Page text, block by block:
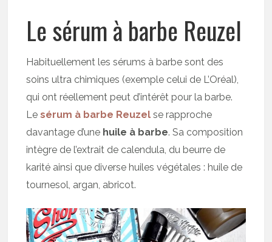
Le sérum à barbe Reuzel
Habituellement les sérums à barbe sont des
soins ultra chimiques (exemple celui de L’Oréal),
qui ont réellement peut d’intérêt pour la barbe.
Lesérum à barbe Reuzel se rapproche
davantage d’une huile à barbe. Sa composition
intègre de l’extrait de calendula, du beurre de
karité ainsi que diverse huiles végétales : huile de
tournesol, argan, abricot.